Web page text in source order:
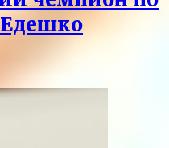
Едешко